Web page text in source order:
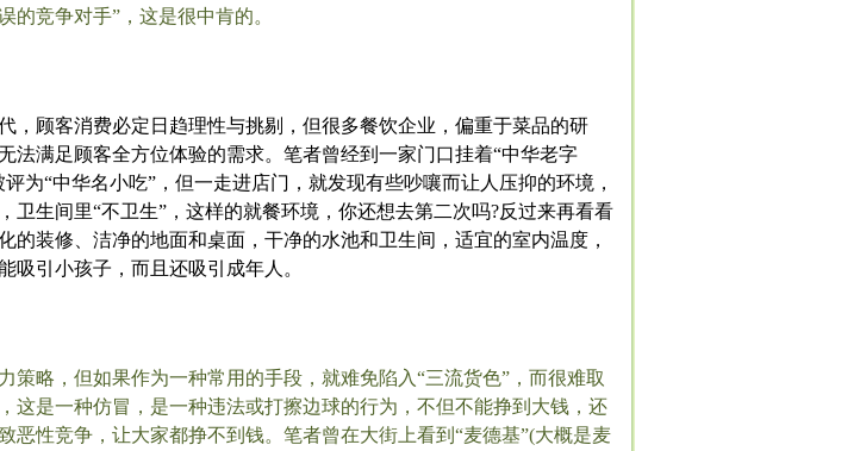
的竞争对手”，这是很中肯的。
，顾客消费必定日趋理性与挑剔，但很多餐饮企业，偏重于菜品的研
法满足顾客全方位体验的需求。笔者曾经到一家门口挂着“中华老字
为“中华名小吃”，但一走进店门，就发现有些吵嚷而让人压抑的环境，
卫生间里“不卫生”，这样的就餐环境，你还想去第二次吗?反过来再看看
的装修、洁净的地面和桌面，干净的水池和卫生间，适宜的室内温度，
吸引小孩子，而且还吸引成年人。
策略，但如果作为一种常用的手段，就难免陷入“三流货色”，而很难取
这是一种仿冒，是一种违法或打擦边球的行为，不但不能挣到大钱，还
恶性竞争，让大家都挣不到钱。笔者曾在大街上看到“麦德基”(大概是麦